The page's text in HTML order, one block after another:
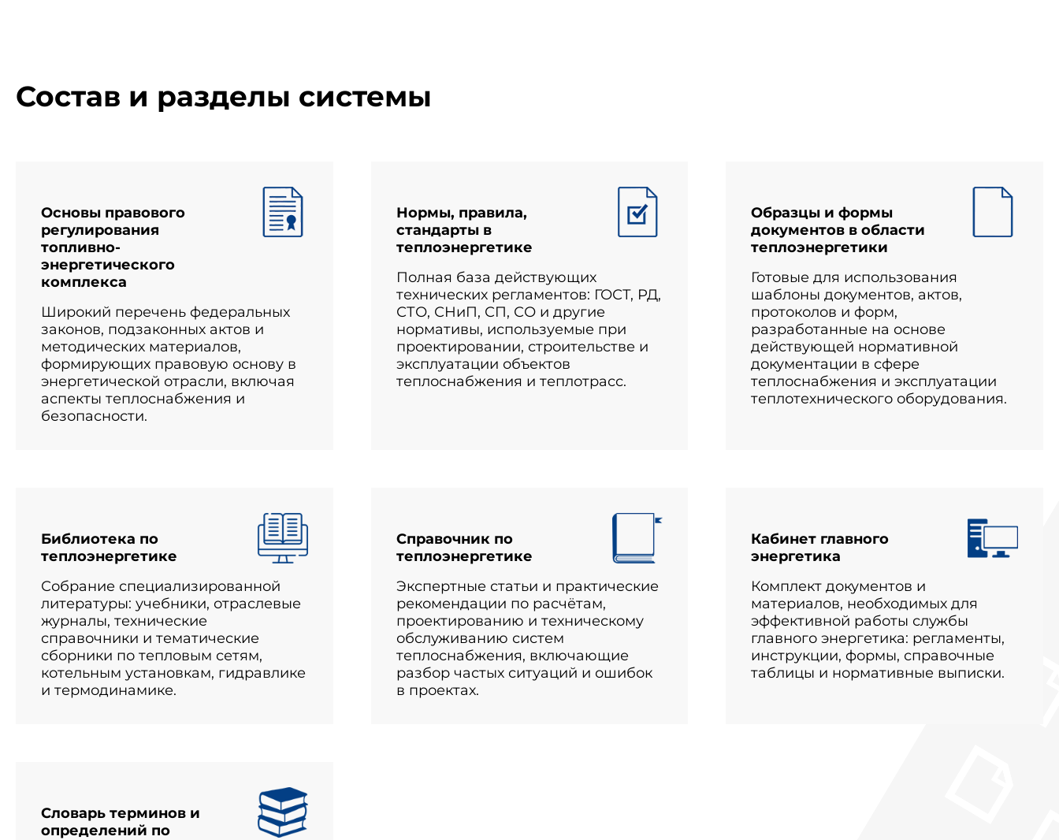
Состав и разделы системы
Основы правового
регулирования
топливно-
энергетического
комплекса
Широкий перечень федеральных
законов, подзаконных актов и
методических материалов,
формирующих правовую основу в
энергетической отрасли, включая
аспекты теплоснабжения и
безопасности.
Нормы, правила,
стандарты в
теплоэнергетике
Полная база действующих
технических регламентов: ГОСТ, РД,
СТО, СНиП, СП, СО и другие
нормативы, используемые при
проектировании, строительстве и
эксплуатации объектов
теплоснабжения и теплотрасс.
Образцы и формы
документов в области
теплоэнергетики
Готовые для использования
шаблоны документов, актов,
протоколов и форм,
разработанные на основе
действующей нормативной
документации в сфере
теплоснабжения и эксплуатации
теплотехнического оборудования.
Библиотека по
теплоэнергетике
Собрание специализированной
литературы: учебники, отраслевые
журналы, технические
справочники и тематические
сборники по тепловым сетям,
котельным установкам, гидравлике
и термодинамике.
Справочник по
теплоэнергетике
Экспертные статьи и практические
рекомендации по расчётам,
проектированию и техническому
обслуживанию систем
теплоснабжения, включающие
разбор частых ситуаций и ошибок
в проектах.
Кабинет главного
энергетика
Комплект документов и
материалов, необходимых для
эффективной работы службы
главного энергетика: регламенты,
инструкции, формы, справочные
таблицы и нормативные выписки.
Словарь терминов и
определений по